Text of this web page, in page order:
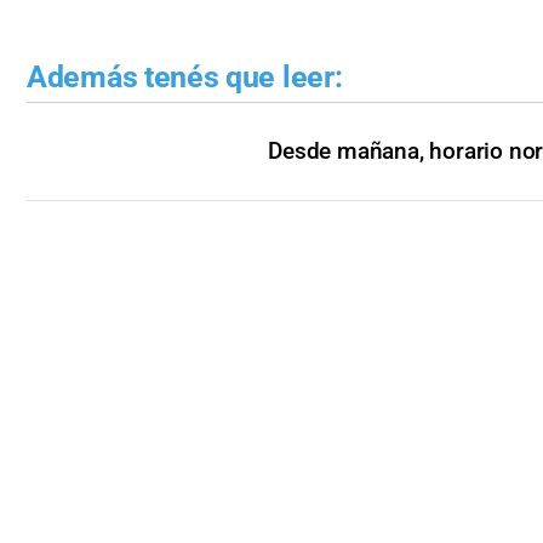
Además tenés que leer:
Desde mañana, horario